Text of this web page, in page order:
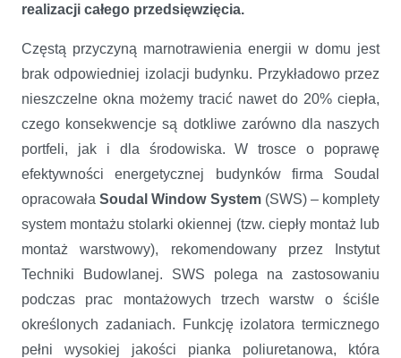
Szybka i profesjonalna wymiana okien
realizacji całego przedsięwzięcia.
Częstą przyczyną marnotrawienia energii w domu jest
brak odpowiedniej izolacji budynku. Przykładowo przez
nieszczelne okna możemy tracić nawet do 20% ciepła,
czego konsekwencje są dotkliwe zarówno dla naszych
portfeli, jak i dla środowiska. W trosce o poprawę
efektywności energetycznej budynków firma Soudal
opracowałaSoudal Window System(SWS) – komplety
system montażu stolarki okiennej (tzw. ciepły montaż lub
montaż warstwowy), rekomendowany przez Instytut
Techniki Budowlanej. SWS polega na zastosowaniu
podczas prac montażowych trzech warstw o ściśle
określonych zadaniach. Funkcję izolatora termicznego
pełni wysokiej jakości pianka poliuretanowa, która